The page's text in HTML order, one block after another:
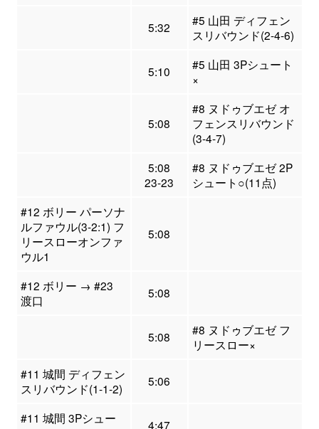
5:32
#5 山田 ディフェン
スリバウンド(2-4-6)
5:10
#5 山田 3Pシュート
×
5:08
#8 ヌドゥブエゼ オ
フェンスリバウンド
(3-4-7)
5:08
23-23
#8 ヌドゥブエゼ 2P
シュート○(11点)
#12 ボリー パーソナ
ルファウル(3-2:1) フ
リースローオンファ
ウル1
5:08
#12 ボリー → #23
渡口
5:08
5:08
#8 ヌドゥブエゼ フ
リースロー×
#11 城間 ディフェン
スリバウンド(1-1-2)
5:06
#11 城間 3Pシュー
4:47